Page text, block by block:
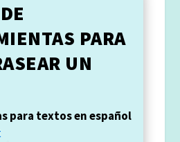
PARA
UN
para textos en español